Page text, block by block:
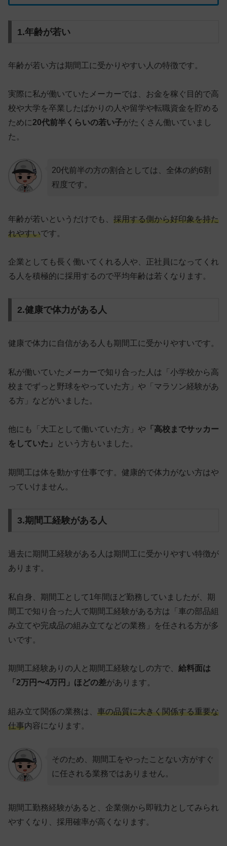
1.年齢が若い
年齢が若い方は期間工に受かりやすい人の特徴です。
実際に私が働いていたメーカーでは、お金を稼ぐ目的で高
校や大学を卒業したばかりの人や留学や転職資金を貯める
ために20代前半くらいの若い子がたくさん働いていまし
た。
20代前半の方の割合としては、全体の約6割
程度です。
年齢が若いというだけでも、 採用する側から好印象を持た
れやすいです。
企業としても長く働いてくれる人や、正社員になってくれ
る人を積極的に採用するので平均年齢は若くなります。
2.健康で体力がある人
健康で体力に自信がある人 も期間工に受かりやすいです。
私が働いていたメーカーで知り合った人は「小学校から高
校までずっと野球をやっていた方」や「マラソン経験があ
る方」などがいました。
他にも「大工として働いていた方」や 「高校までサッカー
をしていた」
という方もいました。
期間工は体を動かす仕事です。健康的で体力がない方はや
っていけません。
3.期間工経験がある人
過去に期間工経験がある人 は期間工に受かりやすい特徴が
あります。
私自身、期間工として1年間ほど勤務していましたが、期
間工で知り合った人で期間工経験がある方は「車の部品組
み立てや完成品の組み立てなどの業務」を任される方が多
いです。
期間工経験ありの人と期間工経験なしの方で、 給料面は
「2万円〜4万円」ほどの差があります。
組み立て関係の業務は、 車の品質に大きく関係する重要な
仕事内容になります。
そのため、期間工をやったことない方がすぐ
に任される業務ではありません。
期間工勤務経験があると、企業側から 即戦力としてみられ
やすく なり、採用確率が高くなります。